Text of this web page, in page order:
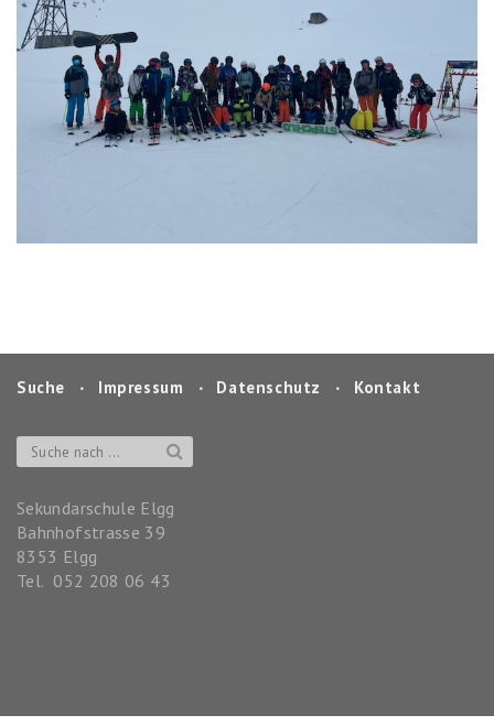
Suche ‧ Impressum ‧ Datenschutz ‧ Kontakt
Sekundarschule Elgg
Bahnhofstrasse 39
8353 Elgg
Tel. 052 208 06 43